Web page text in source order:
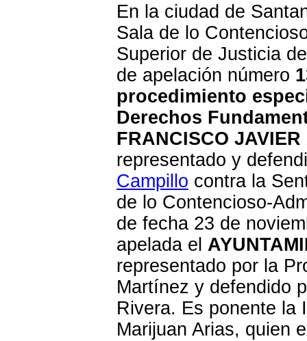
En la ciudad de
Sala de lo
Superior de Justicia
de apelación número
procedimiento
Derechos
FRANCISCO
representado y
Campillo contra la
de lo Contencioso-
de fecha 23 de
apelada el
representado por la
Martínez y defendido
Rivera. Es ponente la
Marijuan Arias, quien